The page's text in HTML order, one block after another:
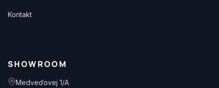
Kontakt
SHOWROOM
Medveďovej 1/A